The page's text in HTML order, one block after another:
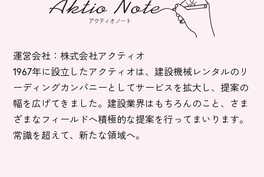
運営会社：株式会社アクティオ
1967年に設立したアクティオは、建設機械レンタルのリ
ーディングカンパニーとしてサービスを拡大し、提案の
幅を広げてきました。建設業界はもちろんのこと、さま
ざまなフィールドへ積極的な提案を行ってまいります。
常識を超えて、新たな領域へ。